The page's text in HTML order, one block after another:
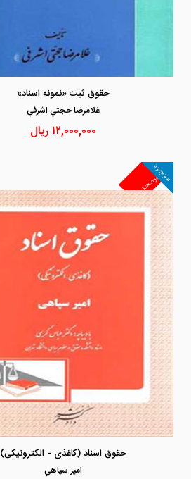
حقوق ثبت «نمونه اسناد»
غلامرضا حجتي اشرفي
۱۲,۰۰۰,۰۰۰ ریال
غیرمجد
موجود
حقوق اسناد (کاغذی - الکترونیکی)
امير سپاهي